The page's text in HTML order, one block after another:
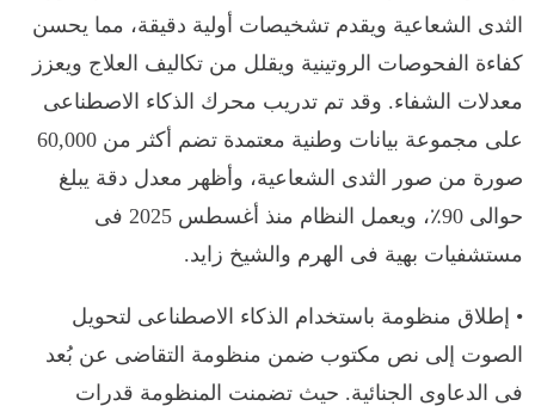
الثدى الشعاعية ويقدم تشخيصات أولية دقيقة، مما يحسن
كفاءة الفحوصات الروتينية ويقلل من تكاليف العلاج ويعزز
معدلات الشفاء. وقد تم تدريب محرك الذكاء الاصطناعى
على مجموعة بيانات وطنية معتمدة تضم أكثر من 60,000
صورة من صور الثدى الشعاعية، وأظهر معدل دقة يبلغ
حوالى 90٪، ويعمل النظام منذ أغسطس 2025 فى
مستشفيات بهية فى الهرم والشيخ زايد.
• إطلاق منظومة باستخدام الذكاء الاصطناعى لتحويل
الصوت إلى نص مكتوب ضمن منظومة التقاضى عن بُعد
فى الدعاوى الجنائية. حيث تضمنت المنظومة قدرات